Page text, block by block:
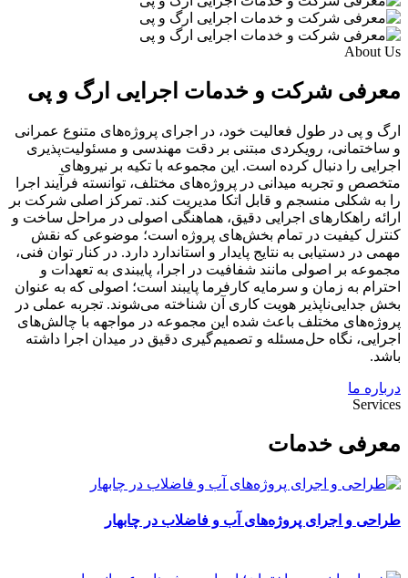
About Us
معرفی شرکت و خدمات اجرایی ارگ و پی
ارگ و پی در طول فعالیت خود، در اجرای پروژه‌های متنوع عمرانی
و ساختمانی، رویکردی مبتنی بر دقت مهندسی و مسئولیت‌پذیری
اجرایی را دنبال کرده است. این مجموعه با تکیه بر نیروهای
متخصص و تجربه میدانی در پروژه‌های مختلف، توانسته فرآیند اجرا
را به شکلی منسجم و قابل اتکا مدیریت کند. تمرکز اصلی شرکت بر
ارائه راهکارهای اجرایی دقیق، هماهنگی اصولی در مراحل ساخت و
کنترل کیفیت در تمام بخش‌های پروژه است؛ موضوعی که نقش
مهمی در دستیابی به نتایج پایدار و استاندارد دارد. در کنار توان فنی،
مجموعه بر اصولی مانند شفافیت در اجرا، پایبندی به تعهدات و
احترام به زمان و سرمایه کارفرما پایبند است؛ اصولی که به عنوان
بخش جدایی‌ناپذیر هویت کاری آن شناخته می‌شوند. تجربه عملی در
پروژه‌های مختلف باعث شده این مجموعه در مواجهه با چالش‌های
اجرایی، نگاه حل‌مسئله و تصمیم‌گیری دقیق در میدان اجرا داشته
باشد.
درباره ما
Services
معرفی خدمات
طراحی و اجرای پروژه‌های آب و فاضلاب در چابهار